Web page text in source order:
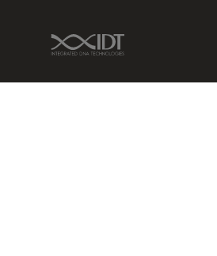
IDT Link